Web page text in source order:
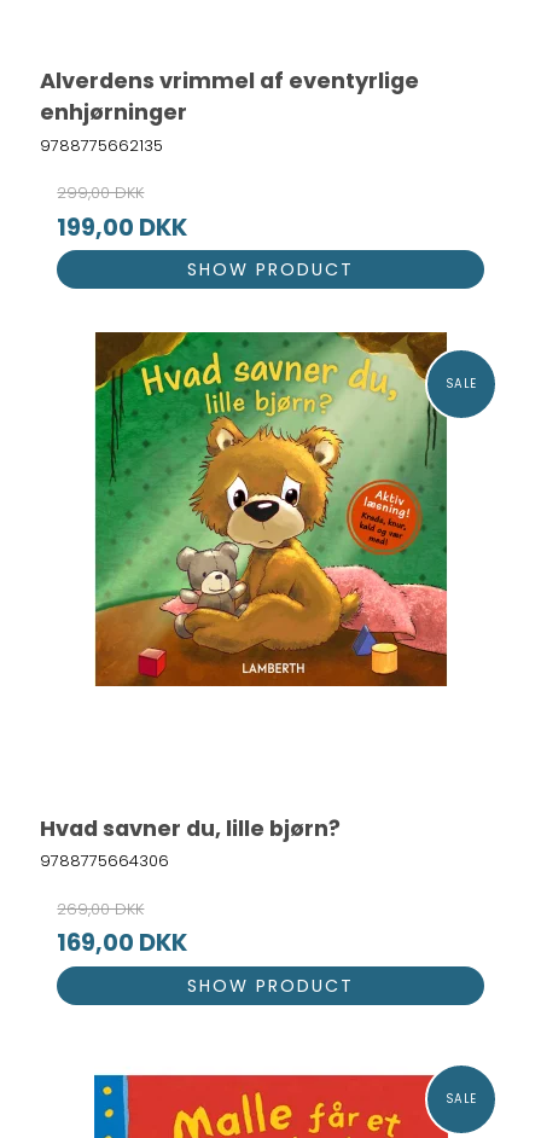
Alverdens vrimmel af eventyrlige
enhjørninger
9788775662135
299,00 DKK
199,00 DKK
SHOW PRODUCT
SALE
Hvad savner du, lille bjørn?
9788775664306
269,00 DKK
169,00 DKK
SHOW PRODUCT
SALE